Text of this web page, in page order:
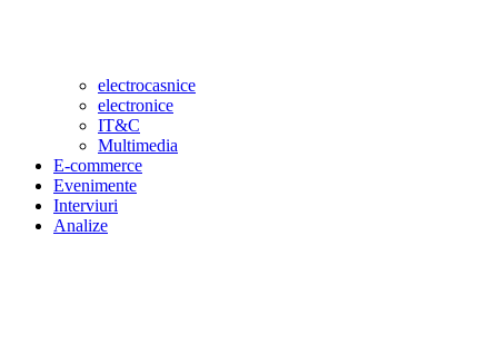
electrocasnice
electronice
IT&C
Multimedia
E-commerce
Evenimente
Interviuri
Analize